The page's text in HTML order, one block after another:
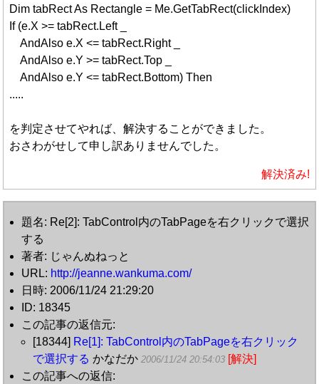
Dim tabRect As Rectangle = Me.GetTabRect(clickIndex)
If (e.X >= tabRect.Left _
AndAlso e.X <= tabRect.Right _
AndAlso e.Y >= tabRect.Top _
AndAlso e.Y <= tabRect.Bottom) Then
.....
を判定させてやれば、解決することができました。
おさわがせして申し訳ありませんでした。
解決済み!
題名: Re[2]: TabControl内のTabPageを右クリックで選択
する
著者: じゃんぬねっと
URL: http://jeanne.wankuma.com/
日時: 2006/11/24 21:29:20
ID: 18345
この記事の返信元:
[18344] Re[1]: TabControl内のTabPageを右クリック
で選択する かなだか 2006/11/24 20:54:03 [解決]
この記事への返信: